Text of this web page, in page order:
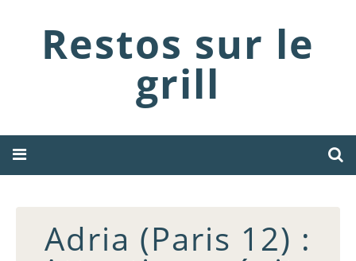
Restos sur le
grill
Adria (Paris 12) :